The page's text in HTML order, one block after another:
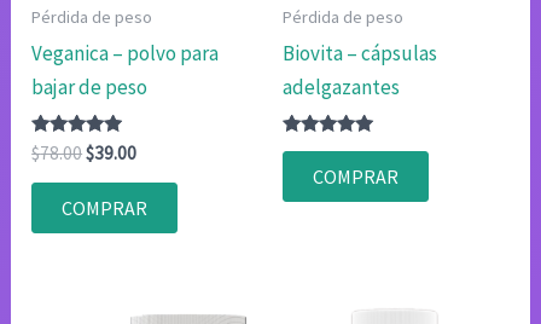
Pérdida de peso
Veganica – polvo para
bajar de peso
Valorado
con
4.75
de 5
$78.00El
original
era:
$39.00El
actual
es:
COMPRAR
Pérdida de peso
Biovita – cápsulas
adelgazantes
Valorado
4.80
de 5
COMPRAR